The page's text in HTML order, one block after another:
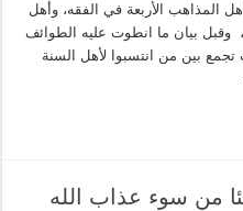
المذاهب الأربعة في الفقه، وأهل
وقبل بيان ما انطوت عليه الطوائف
بين من انتسبوا لأهل السنة
من سوء عذاب الله